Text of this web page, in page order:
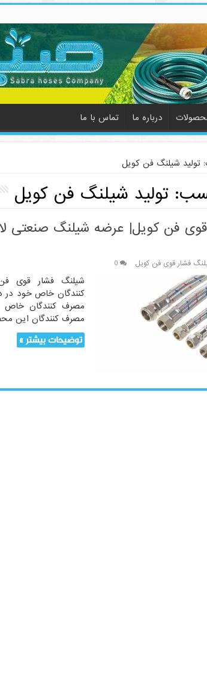
درباره ما تماس با ما
تولید شیلنگ فن کویل
تولید شیلنگ فن کویل
فن کویل| عرضه شیلنگ صنعتی
فشار قوی فن کویل 0
شیلنگ فشار قوی
کنندگان خاص خود در
مصرف کنندگان خاص
مصرف کنندگان این
توضیحات بیشتر »